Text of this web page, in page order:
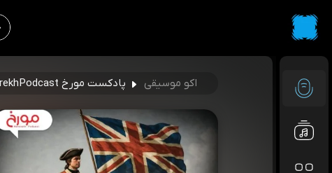
اکو موسیقی پادکست مورخ MovarekhPodcast